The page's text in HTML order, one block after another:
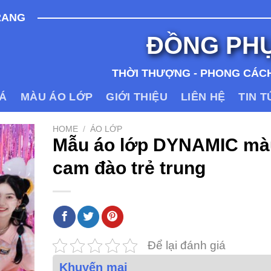
ĐỒNG
THỜI THƯỢNG - PHONG
MÀU ÁO LỚP GIỚI THIỆU LIÊN HỆ TIN
HOME / ÁO LỚP
Mẫu áo lớp DYNAMIC
cam đào trẻ trung
Để lại đánh giá
Khuyến mại